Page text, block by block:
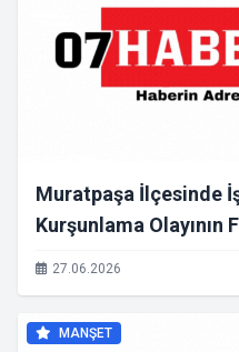
Muratpaşa İlçesinde
Kurşunlama Olayının
27.06.2026
MANŞET